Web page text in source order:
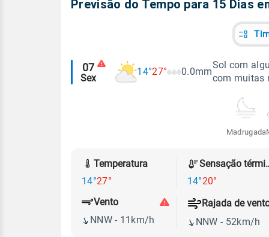
Previsão do Tempo para 15 Dias
Alertas
meteorológicos
07
Sex
14°27° 0.0mm
Sol com
com muitas
Madrugada
Temperatura
14°27°
14°20°
Vento
NNW - 11km/h
Rajada de
NNW - 52km/h